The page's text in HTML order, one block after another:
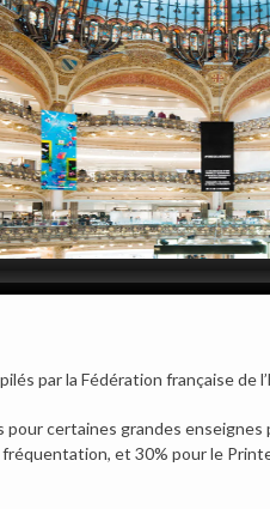
par la Fédération française de
certaines grandes
et 30% pour le